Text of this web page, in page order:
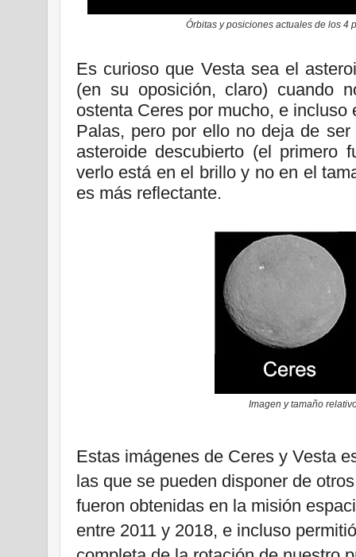
Órbitas y posiciones actuales de los 4
Es curioso que Vesta sea el
(en su oposición, claro) cuando
ostenta Ceres por mucho, e
Palas, pero por ello no deja de
asteroide descubierto (el primero
verlo está en el brillo y no en el
es más reflectante.
Imagen y tamaño
Estas imágenes de Ceres y Vesta
las que se pueden disponer de
fueron obtenidas en la misión
entre 2011 y 2018, e incluso